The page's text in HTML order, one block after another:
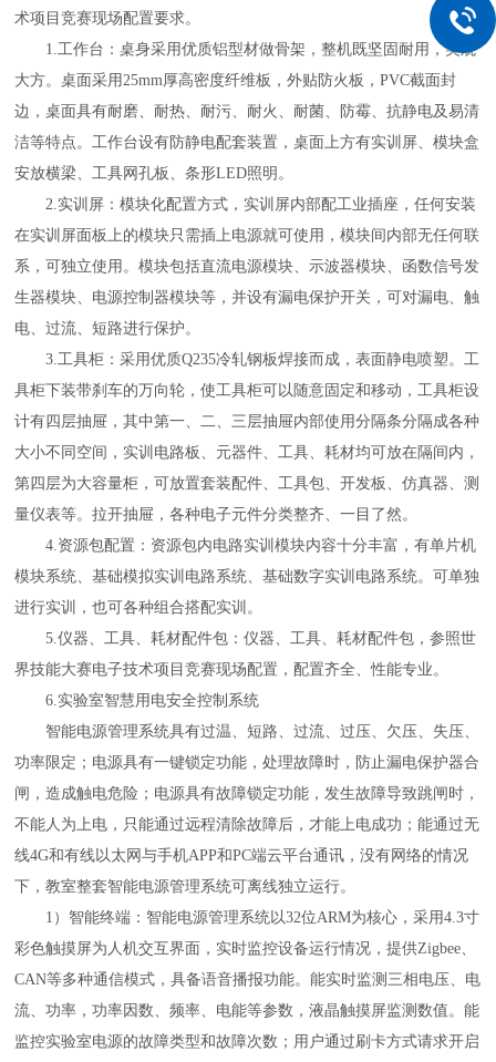
术项目竞赛现场配置要求。
1. 工作台：桌身采用优质铝型材做骨架，整机既坚固耐用，美观
大方。桌面采用 25mm厚高密度纤维板，外贴防火板，PVC截面封
边，桌面具有耐磨、耐热、耐污、耐火、耐菌、防霉、抗静电及易清
洁等特点。工作台设有防静电配套装置，桌面上方有实训屏、模块盒
安放横梁、工具网孔板、条形LED照明。
2. 实训屏：模块化配置方式，实训屏内部配工业插座，任何安装
在实训屏面板上的模块只需插上电源就可使用，模块间内部无任何联
系，可独立使用。模块包括直流电源模块、示波器模块、函数信号发
生器模块、电源控制器模块等，并设有漏电保护开关，可对漏电、触
电、过流、短路进行保护。
3. 工具柜：采用优质Q235冷轧钢板焊接而成，表面静电喷塑。工
具柜下装带刹车的万向轮，使工具柜可以随意固定和移动，工具柜设
计有四层抽屉，其中第一、二、三层抽屉内部使用分隔条分隔成各种
大小不同空间，实训电路板、元器件、工具、耗材均可放在隔间内，
第四层为大容量柜，可放置套装配件、工具包、开发板、仿真器、测
量仪表等。拉开抽屉，各种电子元件分类整齐、一目了然。
4. 资源包配置：资源包内电路实训模块内容十分丰富，有单片机
模块系统、基础模拟实训电路系统、基础数字实训电路系统。可单独
进行实训，也可各种组合搭配实训。
5.仪器、工具、耗材配件包：仪器、工具、耗材配件包，参照世
界技能大赛电子技术项目竞赛现场配置，配置齐全、性能专业。
6. 实验室智慧用电安全控制系统
智能电源管理系统具有过温、短路、过流、过压、欠压、失压、
功率限定；电源具有一键锁定功能，处理故障时，防止漏电保护器合
闸，造成触电危险；电源具有故障锁定功能，发生故障导致跳闸时，
不能人为上电，只能通过远程清除故障后，才能上电成功；能通过无
线4G和有线以太网与手机APP和PC端云平台通讯，没有网络的情况
下，教室整套智能电源管理系统可离线独立运行。
1）智能终端：智能电源管理系统以32位ARM为核心，采用4.3寸
彩色触摸屏为人机交互界面，实时监控设备运行情况，提供Zigbee、
CAN等多种通信模式，具备语音播报功能。能实时监测三相电压、电
流、功率，功率因数、频率、电能等参数，液晶触摸屏监测数值。能
监控实验室电源的故障类型和故障次数；用户通过刷卡方式请求开启